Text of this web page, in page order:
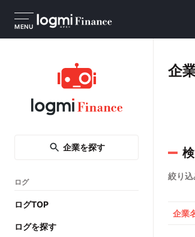
MENU
企業を探す
ログ
ログTOP
ログを探す
企
絞り込
企業